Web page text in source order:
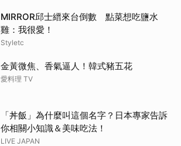
MIRROR邱士縉來台倒數 點菜想吃鹽水
雞：我很愛！
Styletc
金黃微焦、香氣逼人！韓式豬五花
愛料理 TV
「丼飯」為什麼叫這個名字？日本專家告訴
你相關小知識＆美味吃法！
LIVE JAPAN